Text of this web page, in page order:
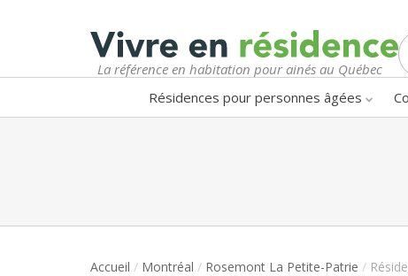
La référence en habitation pour ainés au Québec
Résidences pour personnes âgées
Accueil / Montréal / Rosemont La Petite-Patrie /